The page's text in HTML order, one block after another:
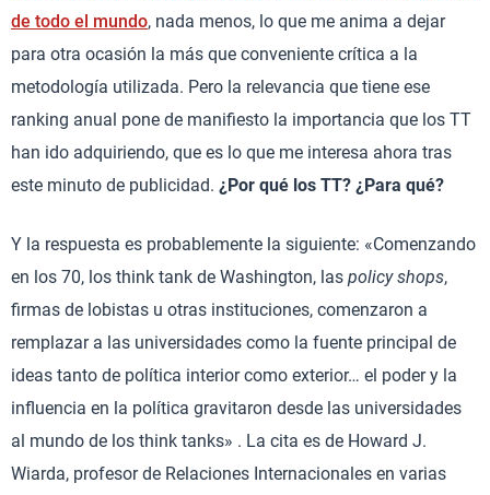
de todo el mundo, nada menos, lo que me anima a dejar
para otra ocasión la más que conveniente crítica a la
metodología utilizada. Pero la relevancia que tiene ese
ranking anual pone de manifiesto la importancia que los TT
han ido adquiriendo, que es lo que me interesa ahora tras
este minuto de publicidad. ¿Por qué los TT? ¿Para qué?
Y la respuesta es probablemente la siguiente: «Comenzando
en los 70, los think tank de Washington, las policy shops,
firmas de lobistas u otras instituciones, comenzaron a
remplazar a las universidades como la fuente principal de
ideas tanto de política interior como exterior… el poder y la
influencia en la política gravitaron desde las universidades
al mundo de los think tanks» . La cita es de Howard J.
Wiarda, profesor de Relaciones Internacionales en varias